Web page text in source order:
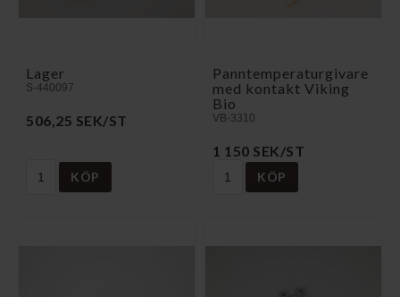
Lager
S-440097
506,25 SEK/ST
KÖP
Panntemperaturgivare
med kontakt Viking
Bio
VB-3310
1 150 SEK/ST
KÖP